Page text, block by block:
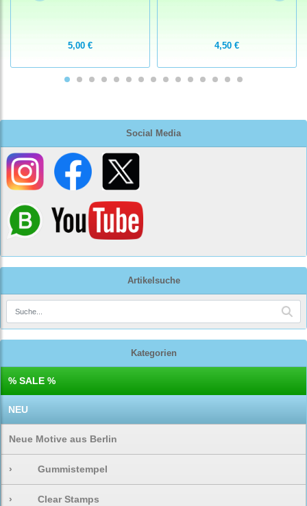
Social Media
Artikelsuche
Kategorien
% SALE %
NEU
Neue Motive aus Berlin
› Gummistempel
› Clear Stamps
5,00 € 4,50 €